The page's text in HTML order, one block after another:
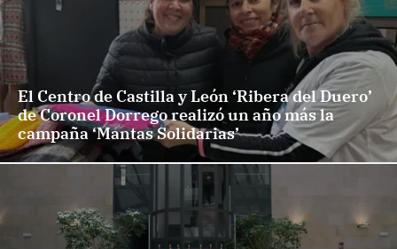
El Centro de Castilla y León ‘Ribera del Duero’
de Coronel Dorrego realizó un año más la
campaña ‘Mantas Solidarias’